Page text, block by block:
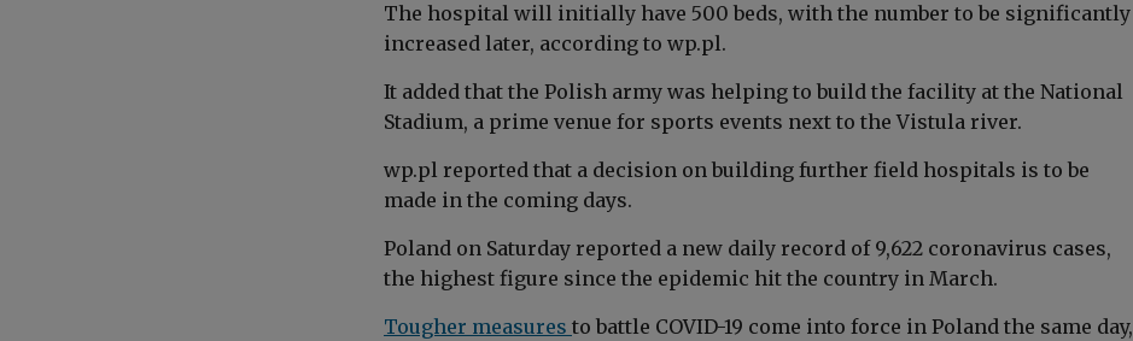
The hospital will initially have 500 beds, with the number to be significantly
increased later, according to wp.pl.
It added that the Polish army was helping to build the facility at the National
Stadium, a prime venue for sports events next to the Vistula river.
wp.pl reported that a decision on building further field hospitals is to be
made in the coming days.
Poland on Saturday reported a new daily record of 9,622 coronavirus cases,
the highest figure since the epidemic hit the country in March.
Tougher measures to battle COVID-19 come into force in Poland the same day,